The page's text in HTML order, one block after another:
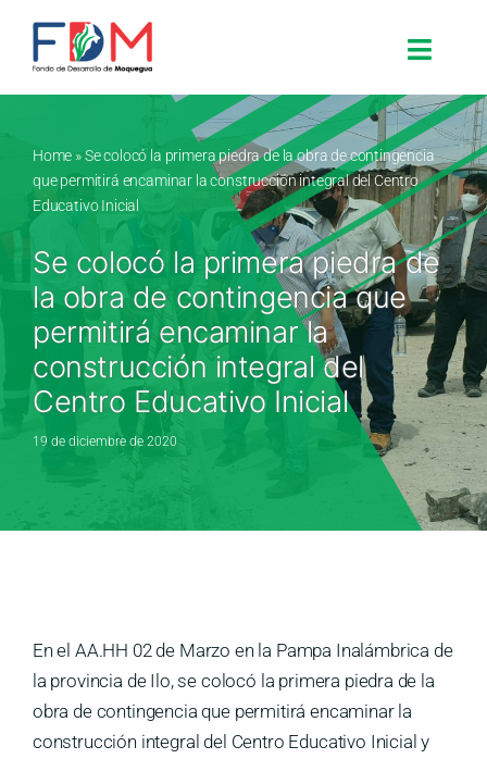
Search for:
Inicio
Nosotros
Proyectos
Procesos
Medios
Home »Se colocó la primera piedra de la obra de contingencia
que permitirá encaminar la construcción integral del Centro
Educativo Inicial
Se colocó la primera piedra de
la obra de contingencia que
permitirá encaminar la
construcción integral del
Centro Educativo Inicial
19 de diciembre de 2020
En el AA.HH 02 de Marzo en la Pampa Inalámbrica de
la provincia de Ilo, se colocó la primera piedra de la
obra de contingencia que permitirá encaminar la
construcción integral del Centro Educativo Inicial y